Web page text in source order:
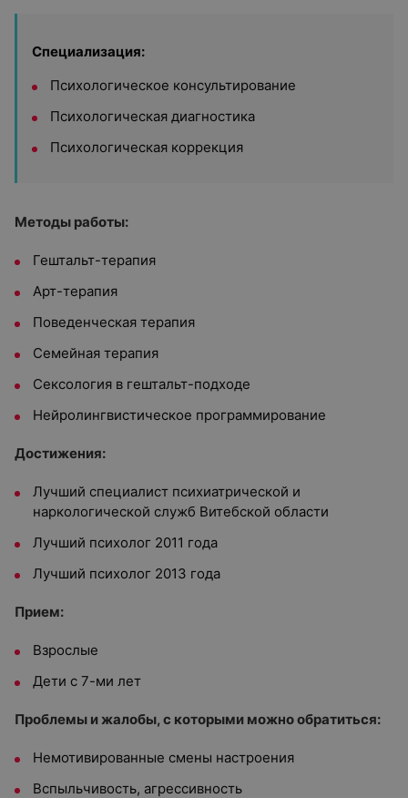
Специализация:
Психологическое консультирование
Психологическая диагностика
Психологическая коррекция
Методы работы:
Гештальт-терапия
Арт-терапия
Поведенческая терапия
Семейная терапия
Сексология в гештальт-подходе
Нейролингвистическое программирование
Достижения:
Лучший специалист психиатрической и
наркологической служб Витебской области
Лучший психолог 2011 года
Лучший психолог 2013 года
Прием:
Взрослые
Дети с 7-ми лет
Проблемы и жалобы, с которыми можно обратиться:
Немотивированные смены настроения
Вспыльчивость, агрессивность